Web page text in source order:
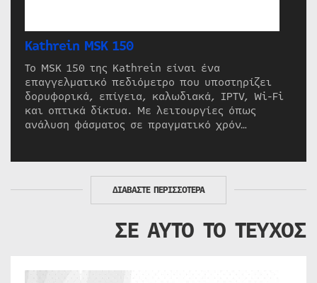
Kathrein MSK 150
Το MSK 150 της Kathrein είναι ένα
επαγγελματικό πεδιόμετρο που υποστηρίζει
δορυφορικά, επίγεια, καλωδιακά, IPTV, Wi-Fi
και οπτικά δίκτυα. Με λειτουργίες όπως
ανάλυση φάσματος σε πραγματικό χρόν…
ΔΙΑΒΑΣΤΕ ΠΕΡΙΣΣΟΤΕΡΑ
ΣΕ ΑΥΤΟ ΤΟ ΤΕΥΧΟΣ